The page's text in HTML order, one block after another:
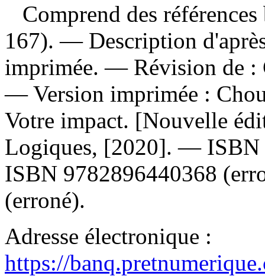
Comprend des
167). — Description
imprimée. — Révision de :
—Version imprimée :
Votre impact. [Nouvelle
Logiques, [2020]. — ISBN
ISBN 9782896440368
(erroné).
Adresse électronique :
https://